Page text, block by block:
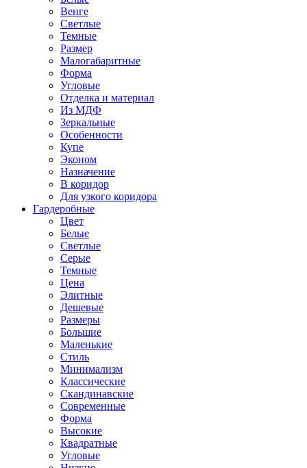
Венге
Светлые
Темные
Размер
Малогабаритные
Форма
Угловые
Отделка и материал
Из МДФ
Зеркальные
Особенности
Купе
Эконом
Назначение
В коридор
Для узкого коридора
Гардеробные
Цвет
Белые
Светлые
Серые
Темные
Цена
Элитные
Дешевые
Размеры
Большие
Маленькие
Стиль
Минимализм
Классические
Скандинавские
Современные
Форма
Высокие
Квадратные
Угловые